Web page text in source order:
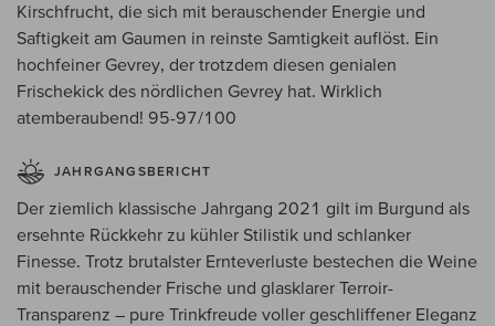
Kirschfrucht, die sich mit berauschender Energie und
Saftigkeit am Gaumen in reinste Samtigkeit auflöst. Ein
hochfeiner Gevrey, der trotzdem diesen genialen
Frischekick des nördlichen Gevrey hat. Wirklich
atemberaubend! 95-97/100
JAHRGANGSBERICHT
Der ziemlich klassische Jahrgang 2021 gilt im Burgund als
ersehnte Rückkehr zu kühler Stilistik und schlanker
Finesse. Trotz brutalster Ernteverluste bestechen die Weine
mit berauschender Frische und glasklarer Terroir-
Transparenz – pure Trinkfreude voller geschliffener Eleganz